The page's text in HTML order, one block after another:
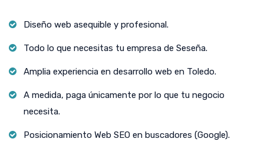
Diseño web asequible y profesional.
Todo lo que necesitas tu empresa de Seseña.
Amplia experiencia en desarrollo web en Toledo.
A medida, paga únicamente por lo que tu negocio
necesita.
Posicionamiento Web SEO en buscadores (Google).